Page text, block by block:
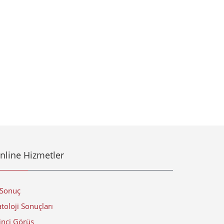
Hizmetler
Sonuçları
Görüş